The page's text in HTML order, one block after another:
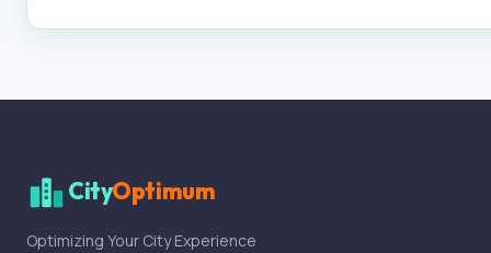
CityOptimum
Optimizing Your City Experience